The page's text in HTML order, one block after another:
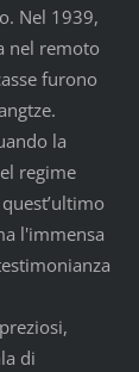
Nel 1939,
nel remoto
furono
la
regime
l'immensa
di